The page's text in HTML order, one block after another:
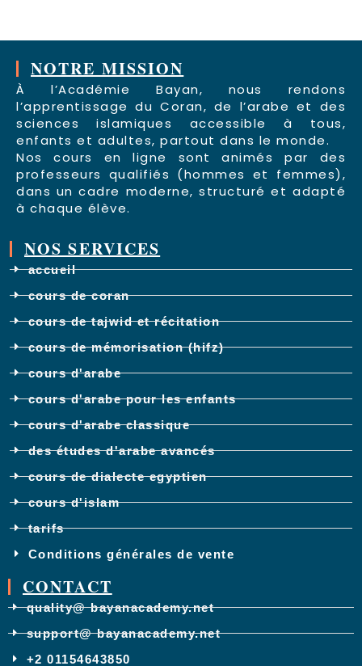
NOTRE MISSION
À l’Académie Bayan, nous rendons
l’apprentissage du Coran, de l’arabe et des
sciences islamiques accessible à tous,
enfants et adultes, partout dans le monde.
Nos cours en ligne sont animés par des
professeurs qualifiés (hommes et femmes),
dans un cadre moderne, structuré et adapté
à chaque élève.
NOS SERVICES
accueil
cours de coran
cours de tajwid et récitation
cours de mémorisation (hifz)
cours d'arabe
cours d'arabe pour les enfants
cours d'arabe classique
des études d'arabe avancés
cours de dialecte egyptien
cours d'islam
tarifs
Conditions générales de vente
CONTACT
quality@ bayanacademy.net
support@ bayanacademy.net
+2 01154643850